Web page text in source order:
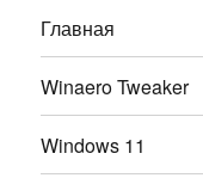
Главная
Winaero Tweaker
Windows 11